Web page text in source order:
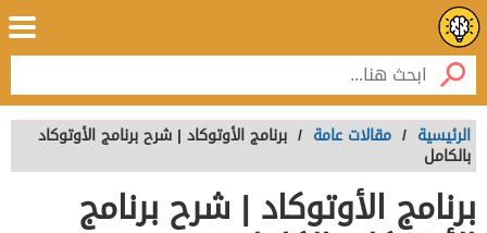
الرئيسية / مقالات عامة / برنامج الأوتوكاد | شرح برنامج الأوتوكاد
بالكامل
برنامج الأوتوكاد | شرح برنامج